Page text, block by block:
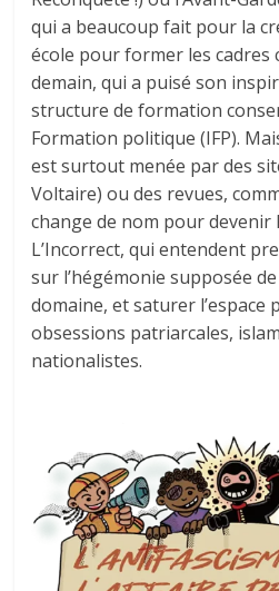
qui a beaucoup fait pour la
école pour former les cadres
demain, qui a puisé son
structure de formation
Formation politique (IFP).
est surtout menée par des
Voltaire) ou des revues,
change de nom pour devenir
L’Incorrect, qui entendent
sur l’hégémonie supposée
domaine, et saturer l’espace
obsessions patriarcales,
nationalistes.